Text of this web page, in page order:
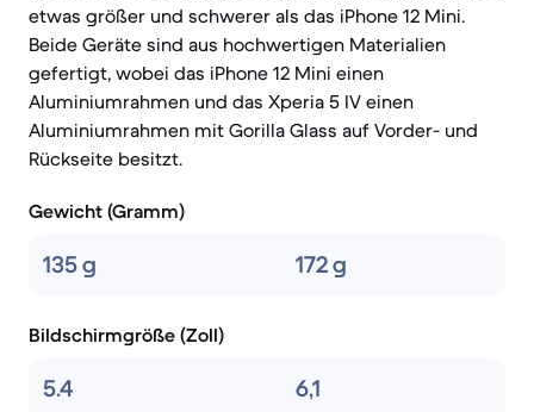
etwas größer und schwerer als das iPhone 12 Mini.
Beide Geräte sind aus hochwertigen Materialien
gefertigt, wobei das iPhone 12 Mini einen
Aluminiumrahmen und das Xperia 5 IV einen
Aluminiumrahmen mit Gorilla Glass auf Vorder- und
Rückseite besitzt.
Gewicht (Gramm)
135 g 172 g
Bildschirmgröße (Zoll)
5.4 6,1